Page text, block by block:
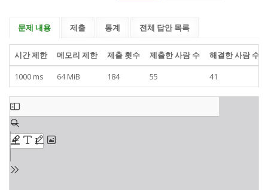
문제 내용 제출 통계 전체 답안 목록
시간 제한 메모리 제한 제출 횟수 제출한 사람 수
해결한 사람 수
1000 ms
64 MiB 184 55 41